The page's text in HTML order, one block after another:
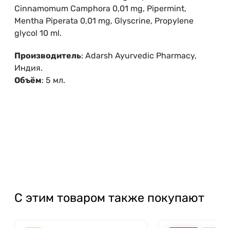
Cinnamomum Camphora 0,01 mg, Pipermint,
Mentha Piperata 0,01 mg, Glyscrine, Propylene
glycol 10 ml.
Производитель: Adarsh Ayurvedic Pharmacy,
Индия.
Объём: 5 мл.
С этим товаром также покупают